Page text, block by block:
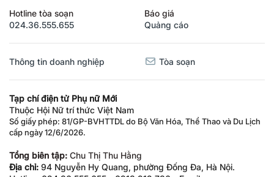
Hotline tòa soạn
024.36.555.655
Báo giá
Quảng cáo
Thông tin doanh nghiệp Tòa soạn
Tạp chí điện tử Phụ nữ Mới
Thuộc Hội Nữ trí thức Việt Nam
Số giấy phép: 81/GP-BVHTTDL do Bộ Văn Hóa, Thể Thao và Du Lịch
cấp ngày 12/6/2026.
Tổng biên tập: Chu Thị Thu Hằng
Địa chỉ: 94 Nguyễn Hy Quang, phường Đống Đa, Hà Nội.